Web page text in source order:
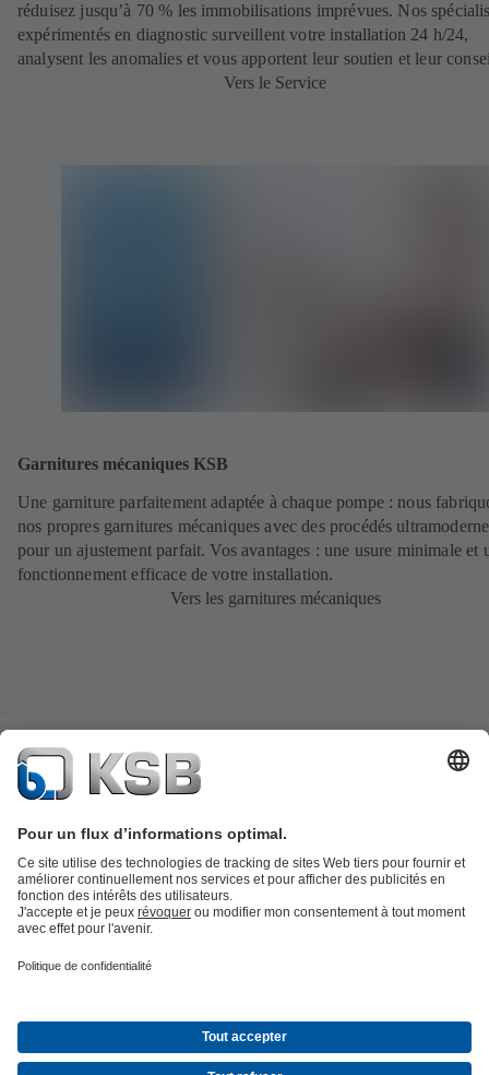
réduisez jusqu’à 70 % les immobilisations imprévues. Nos
expérimentés en diagnostic surveillent votre installation 24 h/24,
analysent les anomalies et vous apportent leur soutien et leur
Vers le Service
Garnitures mécaniques KSB
Une garniture parfaitement adaptée à chaque pompe : nous
nos propres garnitures mécaniques avec des procédés
pour un ajustement parfait. Vos avantages : une usure minimale et
fonctionnement efficace de votre installation.
Vers les garnitures mécaniques
IndustrieBâtimentÉnergie
À propos de KSBÉvènementsEspace presseCarrièresMédias sociaux